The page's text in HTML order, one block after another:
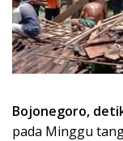
Bojonegoro,
pada Minggu